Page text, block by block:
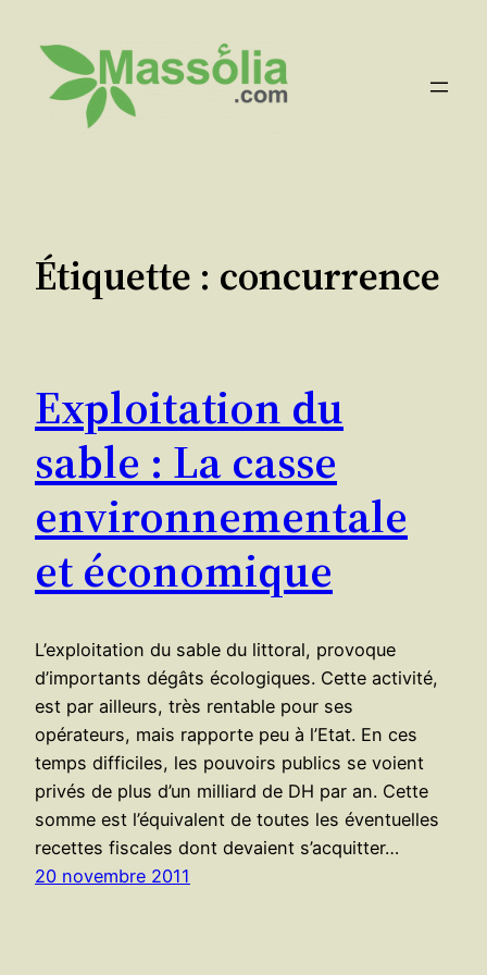
contenu
Étiquette : concurrence
Exploitation du
sable : La casse
environnementale
et économique
L’exploitation du sable du littoral, provoque
d’importants dégâts écologiques. Cette activité,
est par ailleurs, très rentable pour ses
opérateurs, mais rapporte peu à l’Etat. En ces
temps difficiles, les pouvoirs publics se voient
privés de plus d’un milliard de DH par an. Cette
somme est l’équivalent de toutes les éventuelles
recettes fiscales dont devaient s’acquitter…
20 novembre 2011